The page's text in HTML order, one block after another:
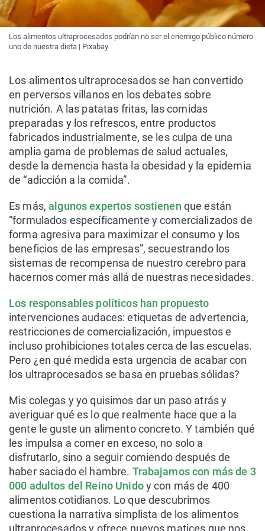
Los alimentos ultraprocesados podrían no ser el enemigo público número
uno de nuestra dieta | Pixabay
Los alimentos ultraprocesados se han convertido
en perversos villanos en los debates sobre
nutrición. A las patatas fritas, las comidas
preparadas y los refrescos, entre productos
fabricados industrialmente, se les culpa de una
amplia gama de problemas de salud actuales,
desde la demencia hasta la obesidad y la epidemia
de “adicción a la comida”.
Es más,algunos expertos sostienen que están
“formulados específicamente y comercializados de
forma agresiva para maximizar el consumo y los
beneficios de las empresas”, secuestrando los
sistemas de recompensa de nuestro cerebro para
hacernos comer más allá de nuestras necesidades.
Los responsables políticos han propuesto
intervenciones audaces: etiquetas de advertencia,
restricciones de comercialización, impuestos e
incluso prohibiciones totales cerca de las escuelas.
Pero ¿en qué medida esta urgencia de acabar con
los ultraprocesados se basa en pruebas sólidas?
Mis colegas y yo quisimos dar un paso atrás y
averiguar qué es lo que realmente hace que a la
gente le guste un alimento concreto. Y también qué
les impulsa a comer en exceso, no solo a
disfrutarlo, sino a seguir comiendo después de
haber saciado el hambre. Trabajamos con más de 3
000 adultos del Reino Unidoy con más de 400
alimentos cotidianos. Lo que descubrimos
cuestiona la narrativa simplista de los alimentos
ultraprocesados y ofrece nuevos matices que nos